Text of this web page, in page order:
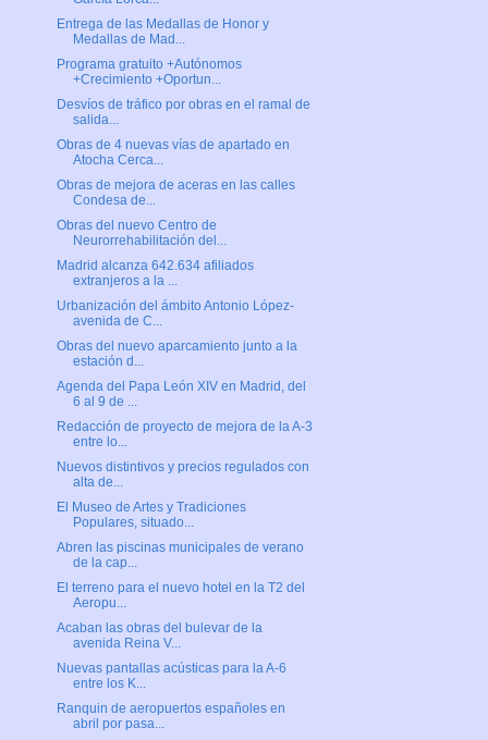
Entrega de las Medallas de Honor y
Medallas de Mad...
Programa gratuito +Autónomos
+Crecimiento +Oportun...
Desvíos de tráfico por obras en el ramal de
salida...
Obras de 4 nuevas vías de apartado en
Atocha Cerca...
Obras de mejora de aceras en las calles
Condesa de...
Obras del nuevo Centro de
Neurorrehabilitación del...
Madrid alcanza 642.634 afiliados
extranjeros a la ...
Urbanización del ámbito Antonio López-
avenida de C...
Obras del nuevo aparcamiento junto a la
estación d...
Agenda del Papa León XIV en Madrid, del
6 al 9 de ...
Redacción de proyecto de mejora de la A-3
entre lo...
Nuevos distintivos y precios regulados con
alta de...
El Museo de Artes y Tradiciones
Populares, situado...
Abren las piscinas municipales de verano
de la cap...
El terreno para el nuevo hotel en la T2 del
Aeropu...
Acaban las obras del bulevar de la
avenida Reina V...
Nuevas pantallas acústicas para la A-6
entre los K...
Ranquin de aeropuertos españoles en
abril por pasa...